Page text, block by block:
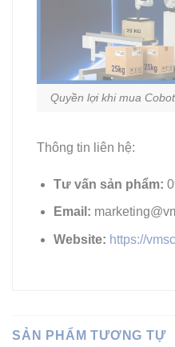
Quyền lợi khi mua
Thông tin liên hệ:
Tư vấn sản phẩm:
Email:
Website: https://
SẢN PHẨM TƯƠNG TỰ